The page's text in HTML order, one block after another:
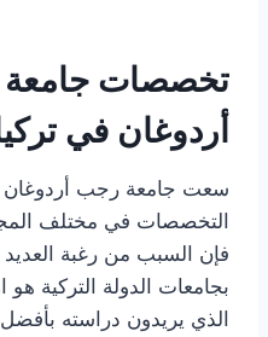
تخصصات
أردوغان في
سعت جامعة رجب أردوغان
التخصصات في مختلف
فإن السبب من رغبة
بجامعات الدولة التركية
الذي يريدون دراسته